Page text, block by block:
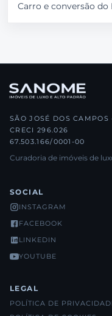
Carro e conversão
SÃO JOSÉ DOS CAMPOS
CRECI 296.026
67.503.166/0001-00
Curadoria de imóveis de
SOCIAL
INSTAGRAM
FACEBOOK
LINKEDIN
YOUTUBE
LEGAL
POLÍTICA DE